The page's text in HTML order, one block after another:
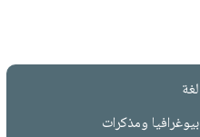
لغة
بيوغرافيا ومذكرات